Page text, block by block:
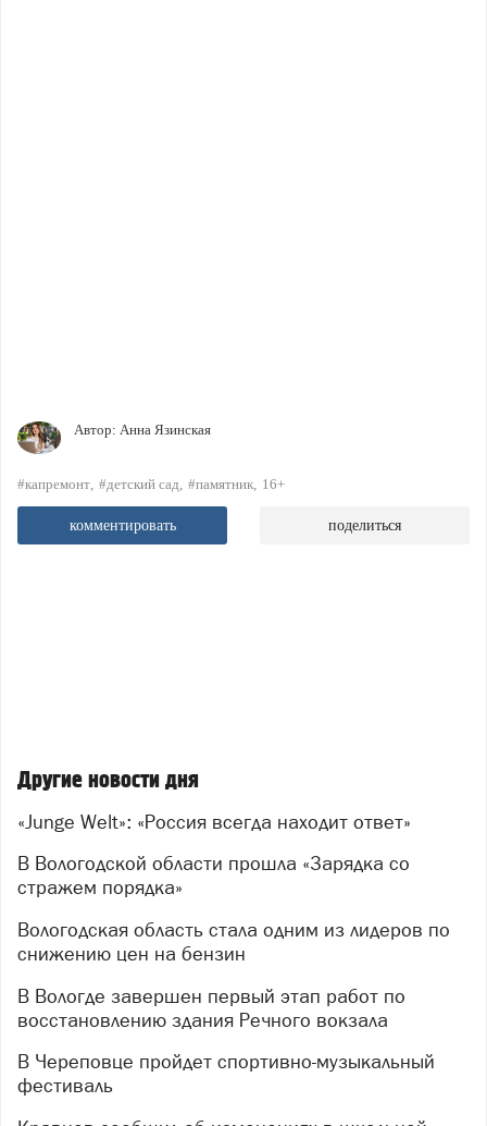
Автор: Анна Язинская
#капремонт #детский сад #памятник 16+
комментировать поделиться
Другие новости дня
«Junge Welt»: «Россия всегда находит ответ»
В Вологодской области прошла «Зарядка со
стражем порядка»
Вологодская область стала одним из лидеров по
снижению цен на бензин
В Вологде завершен первый этап работ по
восстановлению здания Речного вокзала
В Череповце пройдет спортивно-музыкальный
фестиваль